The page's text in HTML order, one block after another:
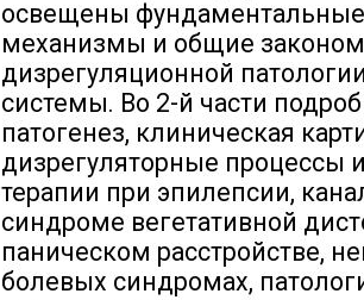
освещены фундаментальные
механизмы и общие
дизрегуляционной
системы. Во 2-й части
патогенез, клиническая
дизрегуляторные процессы
терапии при эпилепсии,
синдроме вегетативной
паническом расстройстве,
болевых синдромах,